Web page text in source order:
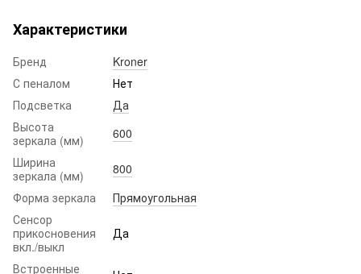
Характеристики
Бренд
Kroner
С пеналом
Нет
Подсветка
Да
Высота
зеркала (мм)
600
Ширина
зеркала (мм)
800
Форма зеркала
Прямоугольная
Сенсор
прикосновения
вкл./выкл
Да
Встроенные